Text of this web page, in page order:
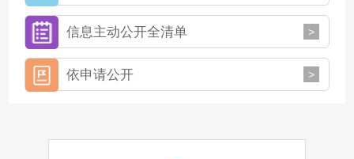
信息主动公开全清单 >
依申请公开 >